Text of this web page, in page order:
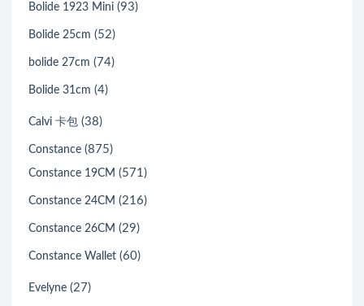
Bolide 1923 Mini (93)
Bolide 25cm (52)
bolide 27cm (74)
Bolide 31cm (4)
Calvi 卡包 (38)
Constance (875)
Constance 19CM (571)
Constance 24CM (216)
Constance 26CM (29)
Constance Wallet (60)
Evelyne (27)